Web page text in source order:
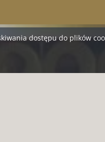
dostępu do plików